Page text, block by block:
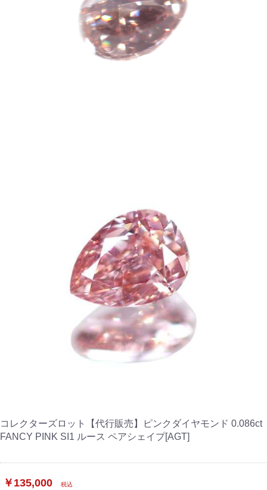
コレクターズロット【代行販売】ピンクダイヤモンド 0.086ct
FANCY PINK SI1 ルース ペアシェイプ[AGT]
￥135,000 税込